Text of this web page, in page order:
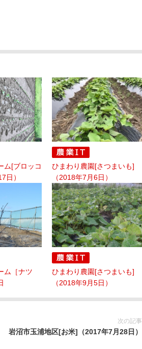
ム[ブロッコ
日）
ひまわり農園[さつまいも]
（2018年7月6日）
ム［ナツ
ひまわり農園[さつまいも]
（2018年9月5日）
次の記事
岩沼市玉浦地区[お米]（2017年7月28日）